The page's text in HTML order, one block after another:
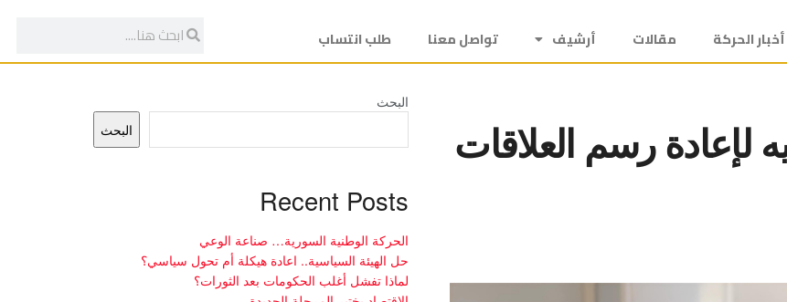
أخبار الحركة مقالات أرشيف تواصل معنا طلب انتساب
لإعادة رسم العلاقات
البحث
البحث
Recent Posts
الحركة الوطنية السورية… صناعة الوعي
حل الهيئة السياسية.. اعادة هيكلة أم تحول سياسي؟
لماذا تفشل أغلب الحكومات بعد الثورات؟